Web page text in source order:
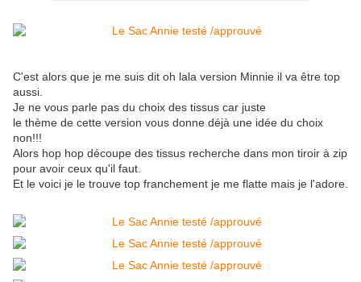
C'est alors que je me suis dit oh lala version Minnie il va être top
aussi.
Je ne vous parle pas du choix des tissus car juste
le thème de cette version vous donne déjà une idée du choix
non!!!
Alors hop hop découpe des tissus recherche dans mon tiroir à zip
pour avoir ceux qu'il faut.
Et le voici je le trouve top franchement je me flatte mais je l'adore.